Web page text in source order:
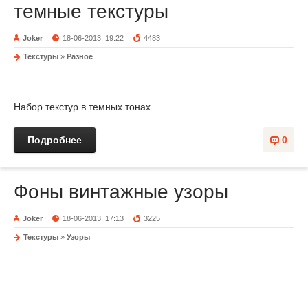
темные текстуры
Joker 18-06-2013, 19:22 4483
Текстуры » Разное
Набор текстур в темных тонах.
0
Подробнее
Фоны винтажные узоры
Joker 18-06-2013, 17:13 3225
Текстуры » Узоры